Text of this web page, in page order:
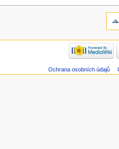
Ochrana osobních údajů